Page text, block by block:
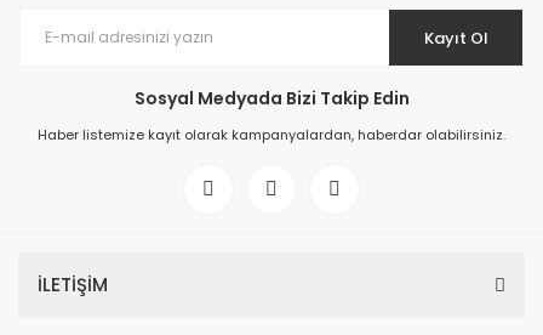
Kayıt Ol
Sosyal Medyada Bizi Takip Edin
Haber listemize kayıt olarak kampanyalardan, haberdar olabilirsiniz.
İLETİŞİM